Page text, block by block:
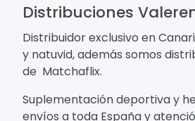
Distribuciones
Distribuidor exclusivo en
y natuvid, además somos
de Matchaflix.
Suplementación deportiva y
envíos a toda España y